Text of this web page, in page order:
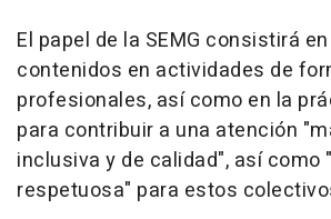
El papel de la SEMG consistirá
contenidos en actividades de
profesionales, así como en la
para contribuir a una atención
inclusiva y de calidad", así como
respetuosa" para estos